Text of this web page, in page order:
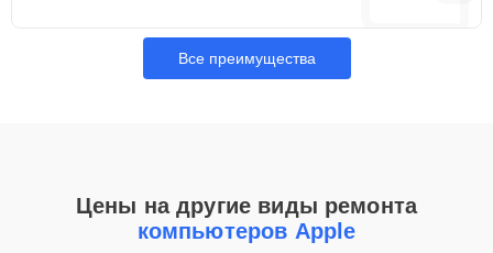
Все преимущества
Цены на другие виды ремонта
компьютеров Apple